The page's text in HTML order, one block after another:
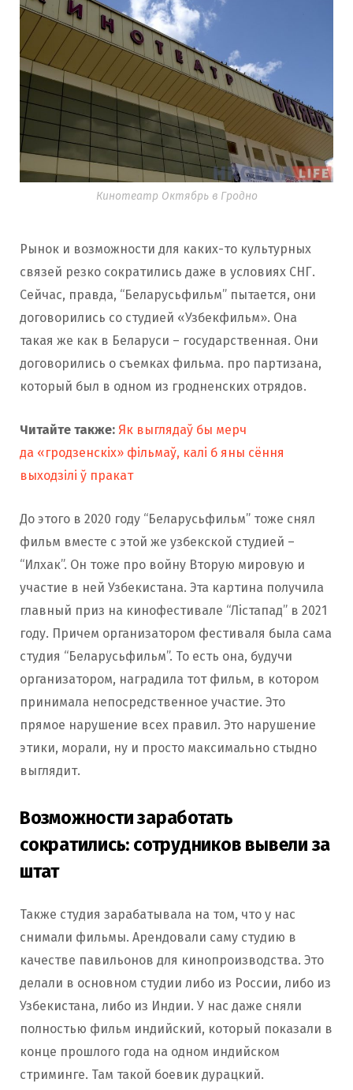
Кинотеатр Октябрь в Гродно
Рынок и возможности для каких-то культурных
связей резко сократились даже в условиях СНГ.
Сейчас, правда, “Беларусьфильм” пытается, они
договорились со студией «Узбекфильм». Она
такая же как в Беларуси – государственная. Они
договорились о съемках фильма. про партизана,
который был в одном из гродненских отрядов.
Читайте также: Як выглядаў бы мерч
да «гродзенскіх» фільмаў, калі б яны сёння
выходзілі ў пракат
До этого в 2020 году “Беларусьфильм” тоже снял
фильм вместе с этой же узбекской студией –
“Илхак”. Он тоже про войну Вторую мировую и
участие в ней Узбекистана. Эта картина получила
главный приз на кинофестивале “Лiстапад” в 2021
году. Причем организатором фестиваля была сама
студия “Беларусьфильм”. То есть она, будучи
организатором, наградила тот фильм, в котором
принимала непосредственное участие. Это
прямое нарушение всех правил. Это нарушение
этики, морали, ну и просто максимально стыдно
выглядит.
Возможности заработать
сократились: сотрудников вывели за
штат
Также студия зарабатывала на том, что у нас
снимали фильмы. Арендовали саму студию в
качестве павильонов для кинопроизводства. Это
делали в основном студии либо из России, либо из
Узбекистана, либо из Индии. У нас даже сняли
полностью фильм индийский, который показали в
конце прошлого года на одном индийском
стриминге. Там такой боевик дурацкий.